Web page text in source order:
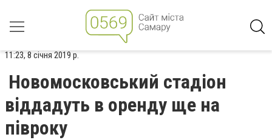
11:23, 8 січня 2019 р.
Новомосковський стадіон
віддадуть в оренду ще на
півроку